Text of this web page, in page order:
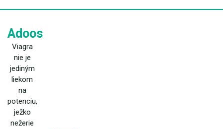
content
Adoos
Viagra
nie je
jediným
liekom
na
potenciu,
ježko
nežerie